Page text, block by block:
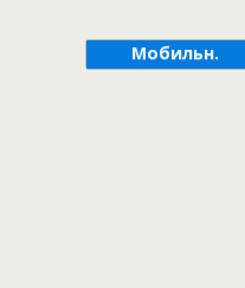
Мобильн.